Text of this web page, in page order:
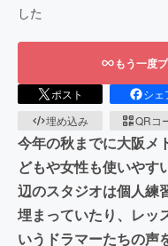
した
もう一度
ポスト シェ
埋め込み
QRコ
今年の秋までに大阪メ
どもや女性も使いやす
辺のスタジオは個人練
埋まっていたり、レッ
いうドラマーたちの声